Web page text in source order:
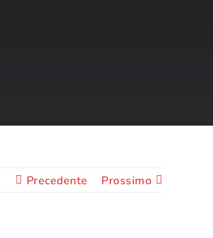
Precedente Prossimo